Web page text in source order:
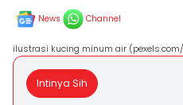
News Channel
ilustrasi kucing minum air
Intinya Sih